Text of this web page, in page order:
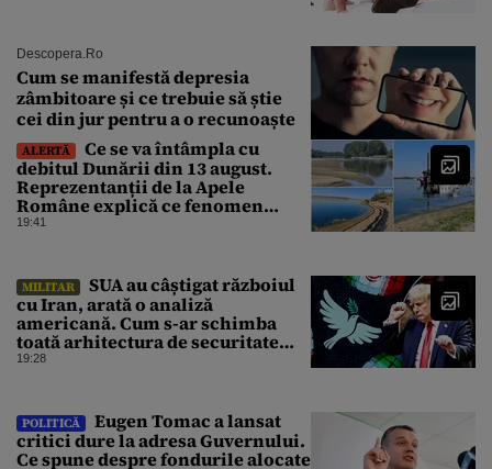
Descopera.ro
Cum se manifestă depresia
zâmbitoare și ce trebuie să știe
cei din jur pentru a o recunoaște
ALERTĂ
Ce se va întâmpla cu
debitul Dunării din 13 august.
Reprezentanții de la Apele
Române explică ce fenomen
urmează
19:41
MILITAR
SUA au câștigat războiul
cu Iran, arată o analiză
americană. Cum s-ar schimba
toată arhitectura de securitate
din Orientul Mijlociu
19:28
POLITICĂ
Eugen Tomac a lansat
critici dure la adresa Guvernului.
Ce spune despre fondurile alocate